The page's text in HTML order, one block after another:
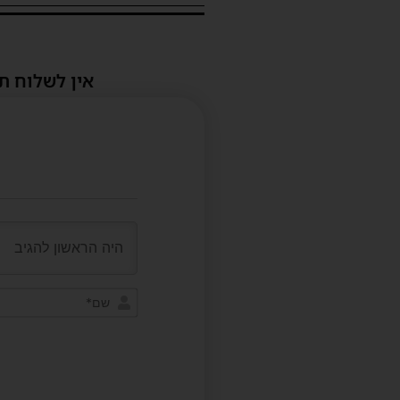
אין לשלוח